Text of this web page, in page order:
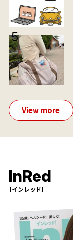
View more
InRed
［インレッド］